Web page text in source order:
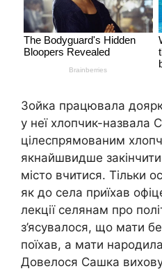
Зойка працювала
у неї хлопчик-назвала
цілеспрямованим
якнайшвидше
місто вчитися. Тільки
як до села приїхав
лекції селянам про
з’ясувалося, що мати
поїхав, а мати
Довелося Сашка